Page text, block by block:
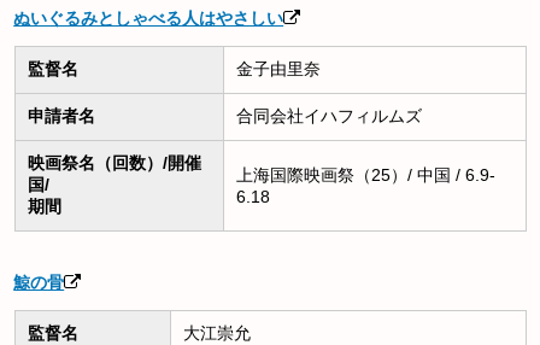
ぬいぐるみとしゃべる人はやさしい
監督名 金子由里奈
申請者名 合同会社イハフィルムズ
映画祭名（回数）/開催
国/
期間
上海国際映画祭（25）/ 中国 / 6.9-
6.18
鯨の骨
監督名 大江崇允